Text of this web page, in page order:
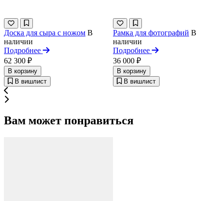
Доска для сыра с ножом В
наличии
Подробнее
62 300 ₽
В корзину
В вишлист
Рамка для фотографий В
наличии
Подробнее
36 000 ₽
В корзину
В вишлист
Вам может понравиться